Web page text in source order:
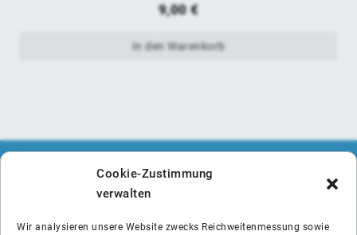
Cookie-Zustimmung
verwalten
Wir analysieren unsere Website zwecks Reichweitenmessung sowie
9,00€
In den Warenkorb